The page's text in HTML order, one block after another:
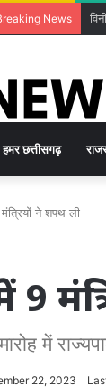
News
हमर छत्तीसगढ़
ने शपथ ली
9
में
22, 2023